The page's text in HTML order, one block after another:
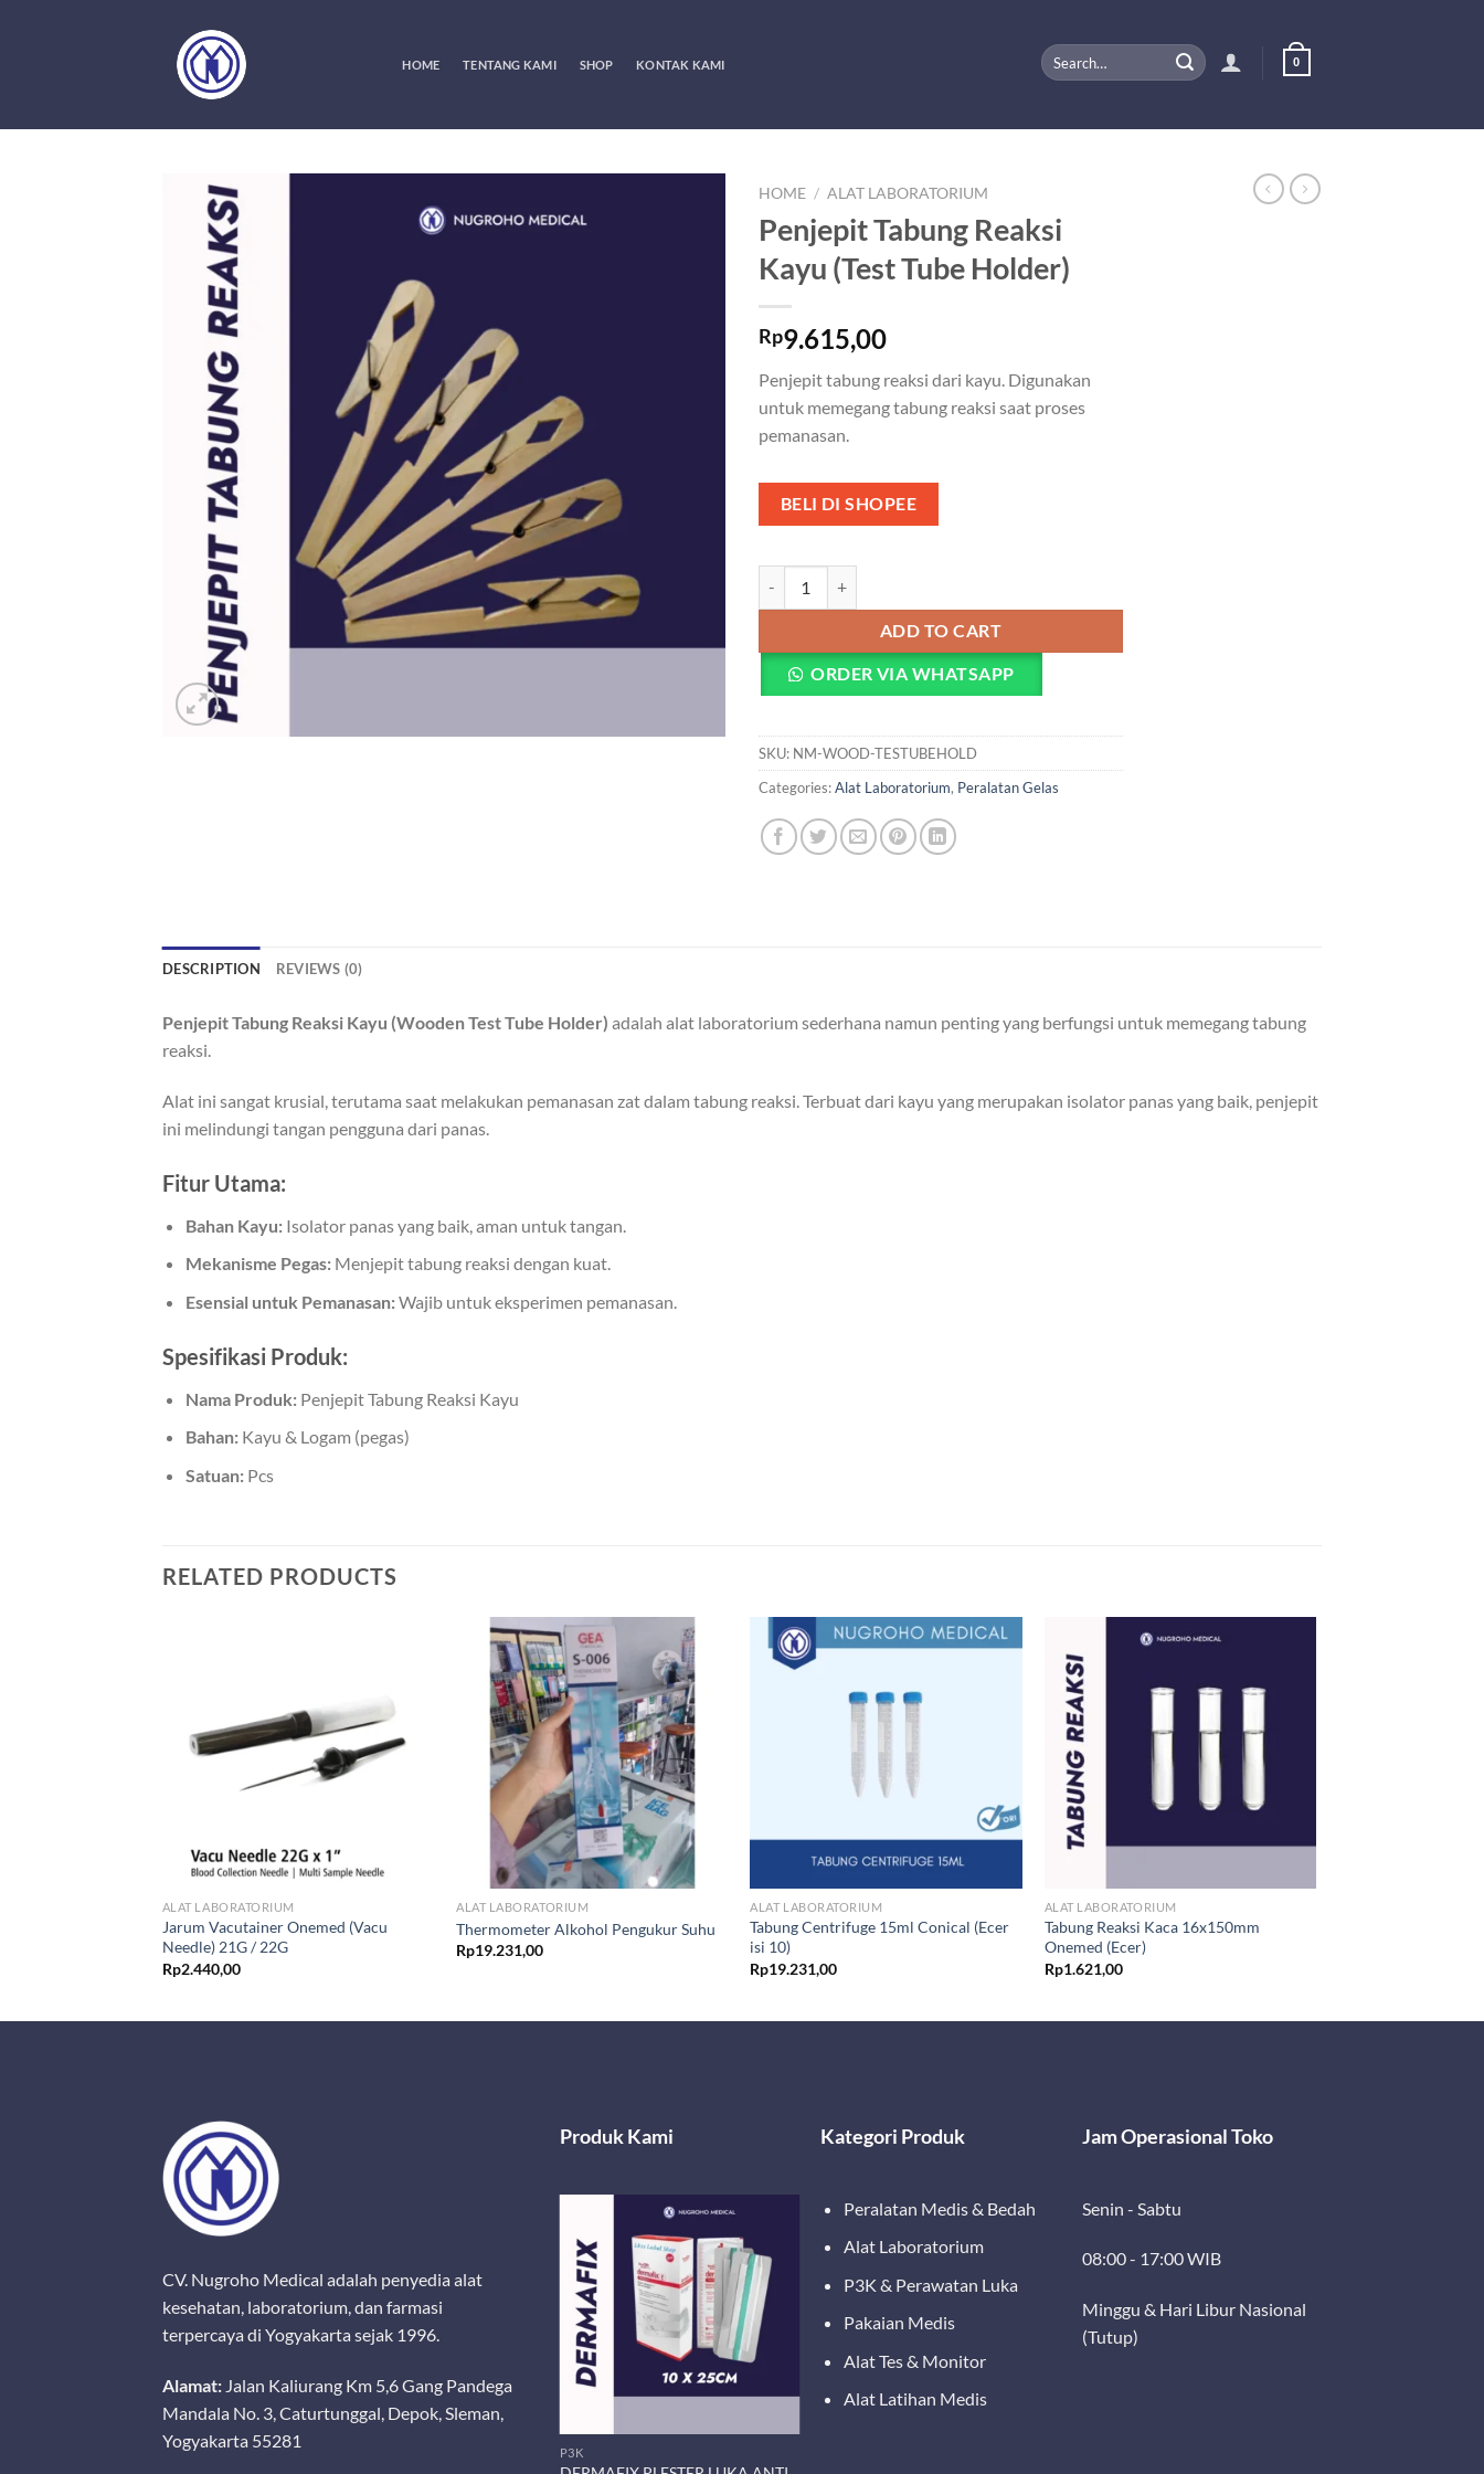
HOME TENTANG KAMI SHOP KONTAK KAMI
Search
for:
0
HOME / ALAT LABORATORIUM
Penjepit Tabung Reaksi
Kayu (Test Tube Holder)
Rp9.615,00
Penjepit tabung reaksi dari kayu. Digunakan
untuk memegang tabung reaksi saat proses
pemanasan.
BELI DI SHOPEE
ADD TO CART
ORDER VIA WHATSAPP
SKU: NM-WOOD-TESTUBEHOLD
Categories:Alat Laboratorium, Peralatan Gelas
DESCRIPTION REVIEWS (0)
Penjepit Tabung Reaksi Kayu (Wooden Test Tube Holder) adalah alat laboratorium sederhana namun penting yang berfungsi untuk memegang tabung
reaksi.
Alat ini sangat krusial, terutama saat melakukan pemanasan zat dalam tabung reaksi. Terbuat dari kayu yang merupakan isolator panas yang baik, penjepit
ini melindungi tangan pengguna dari panas.
Fitur Utama:
Bahan Kayu:Isolator panas yang baik, aman untuk tangan.
Mekanisme Pegas:Menjepit tabung reaksi dengan kuat.
Esensial untuk Pemanasan:Wajib untuk eksperimen pemanasan.
Spesifikasi Produk:
Nama Produk:Penjepit Tabung Reaksi Kayu
Bahan:Kayu & Logam (pegas)
Satuan:Pcs
RELATED PRODUCTS
ALAT LABORATORIUM
Jarum Vacutainer Onemed (Vacu
Needle) 21G / 22G
Rp2.440,00
ALAT LABORATORIUM
Thermometer Alkohol Pengukur Suhu
Rp19.231,00
ALAT LABORATORIUM
Tabung Centrifuge 15ml Conical (Ecer
isi 10)
Rp19.231,00
ALAT LABORATORIUM
Tabung Reaksi Kaca 16x150mm
Onemed (Ecer)
Rp1.621,00
CV. Nugroho Medical adalah penyedia alat
kesehatan, laboratorium, dan farmasi
terpercaya di Yogyakarta sejak 1996.
Alamat: Jalan Kaliurang Km 5,6 Gang Pandega
Mandala No. 3, Caturtunggal, Depok, Sleman,
Yogyakarta 55281
Produk Kami
P3K
ALAT KESEHATAN LAINNYA
Kategori Produk
Peralatan Medis & Bedah
Alat Laboratorium
P3K & Perawatan Luka
Pakaian Medis
Alat Tes & Monitor
Alat Latihan Medis
Jam Operasional Toko
Senin - Sabtu
08:00 - 17:00 WIB
Minggu & Hari Libur Nasional
(Tutup)